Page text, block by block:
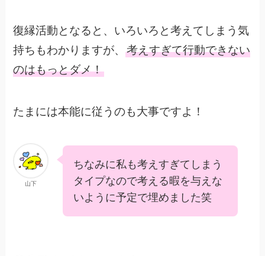
復縁活動となると、いろいろと考えてしまう気
持ちもわかりますが、考えすぎて行動できない
のはもっとダメ！
たまには本能に従うのも大事ですよ！
山下
ちなみに私も考えすぎてしまう
タイプなので考える暇を与えな
いように予定で埋めました笑